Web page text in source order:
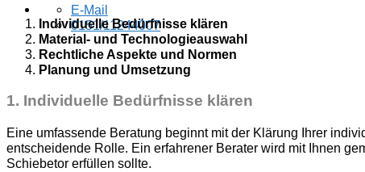
E-Mail
0151/11244007
Individuelle Bedürfnisse klären
Material- und Technologieauswahl
Rechtliche Aspekte und Normen
Planung und Umsetzung
1. Individuelle Bedürfnisse klären
Eine umfassende Beratung beginnt mit der Klärung Ihrer
entscheidende Rolle. Ein erfahrener Berater wird mit Ihnen
Schiebetor erfüllen sollte.